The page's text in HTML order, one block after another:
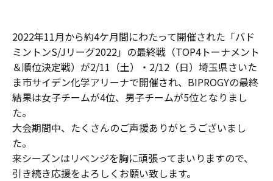
2022年11月から約4ケ月間にわたって開催された「バド
ミントンS/Jリーグ2022」の最終戦（TOP4トーナメント
＆順位決定戦）が2/11（土）・2/12（日）埼玉県さいた
ま市サイデン化学アリーナで開催され、BIPROGYの最終
結果は女子チームが4位、男子チームが5位となりまし
た。
大会期間中、たくさんのご声援ありがとうございまし
た。
来シーズンはリベンジを胸に頑張ってまいりますので、
引き続き応援をよろしくお願い致します。